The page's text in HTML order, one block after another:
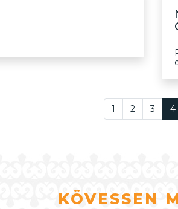
1 2 3 4
KÖVESSEN